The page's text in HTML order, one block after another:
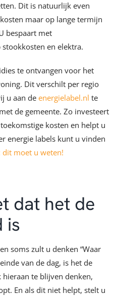
Dit is natuurlijk even
maar op lange termijn
bespaart met
en elektra.
te ontvangen voor het
Dit verschilt per regio
u aan de energielabel.nl te
de gemeente. Zo investeert
kosten en helpt u
energie labels kunt u vinden
dit moet u weten!
dat het de
is
soms zult u denken “Waar
van de dag, is het de
te blijven denken,
En als dit niet helpt, stelt u